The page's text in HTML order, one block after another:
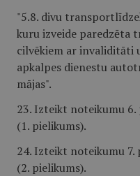
"5.8. divu
kuru izveide paredzēta
cilvēkiem ar invaliditāti
apkalpes dienestu
mājas".
23. Izteikt noteikumu 6.
(1. pielikums).
24. Izteikt noteikumu 7.
(2. pielikums).